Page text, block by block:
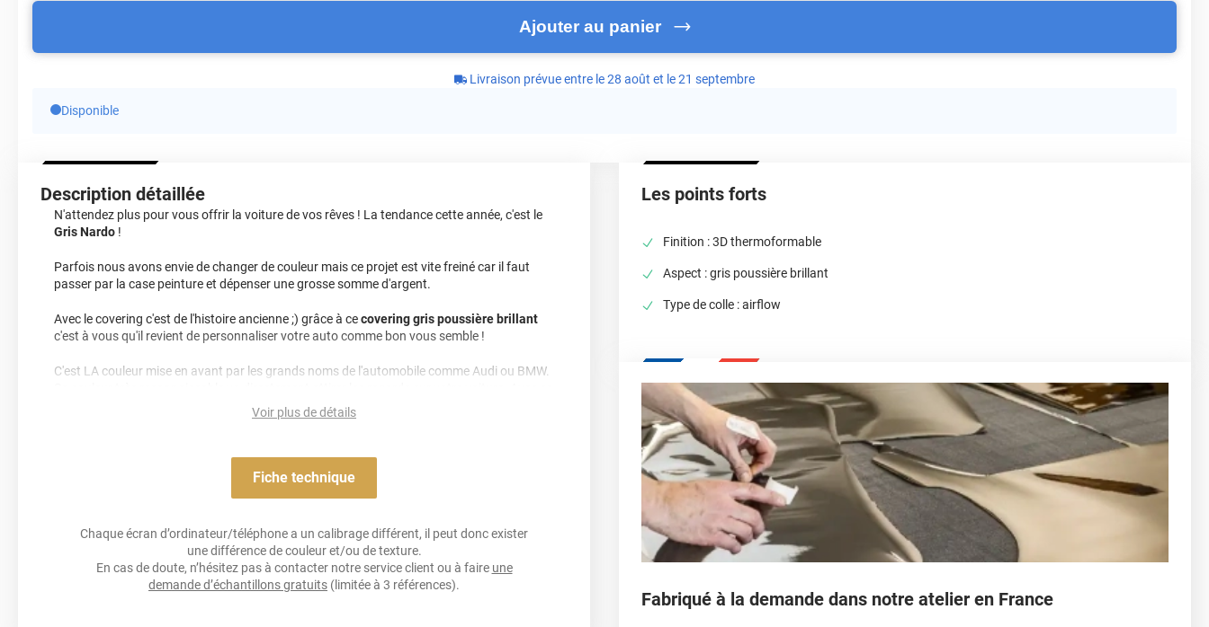
Ajouter au panier
Livraison prévue entre le 28 août et le 21 septembre
Disponible
Description détaillée
N'attendez plus pour vous offrir la voiture de vos rêves ! La tendance cette année, c'est le
Gris Nardo !
Parfois nous avons envie de changer de couleur mais ce projet est vite freiné car il faut
passer par la case peinture et dépenser une grosse somme d'argent.
Avec le covering c'est de l'histoire ancienne ;) grâce à cecovering gris poussière brillant
c'est à vous qu'il revient de personnaliser votre auto comme bon vous semble !
C'est LA couleur mise en avant par les grands noms de l'automobile comme Audi ou BMW.
finition brillante, vous allez adopter un look sportif et élégant d'entrée de jeu !
possibles pour avoir un véhicule looké et dans la tendance #auto.
voiture ou votre moto en gris nardo! RS4, gris nardo !! SCH l'a bien compris, c'est la
Idée Custo : customiser ton casque et tes accessoires en gris nardo pour être looké
sur les routes ! ;)
Note importante : faire son choix entre un covering 2D ou 3D ?
Voir plus de détails
Fiche technique
Chaque écran d’ordinateur/téléphone a un calibrage différent, il peut donc exister
une différence de couleur et/ou de texture.
En cas de doute, n’hésitez pas à contacter notre service client ou à faire une
demande d’échantillons gratuits (limitée à 3 références).
Les points forts
Finition : 3D thermoformable
Aspect : gris poussière brillant
Type de colle : airflow
Fabriqué à la demande dans notre atelier en France